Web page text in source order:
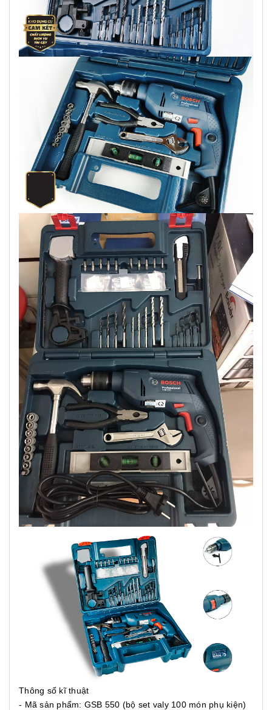
Thông số kĩ thuật
- Mã sản phẩm: GSB 550 (bộ set valy 100 món phụ kiện)